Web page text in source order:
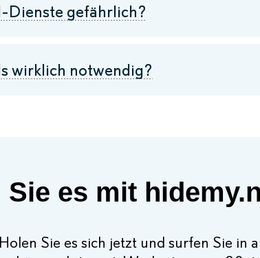
Dienste gefährlich?
wirklich notwendig?
es mit
Holen Sie es sich jetzt und surfen Sie in